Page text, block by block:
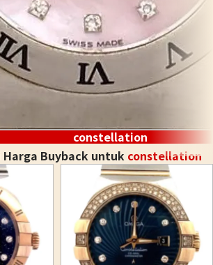
constellation
Harga Buyback untuk constellation